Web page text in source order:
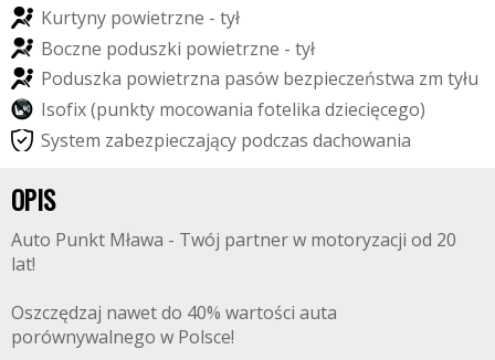
Kurtyny powietrzne - tył
Boczne poduszki powietrzne - tył
Poduszka powietrzna pasów bezpieczeństwa zm tyłu
Isofix(punkty mocowania fotelika dziecięcego)
System zabezpieczający podczas dachowania
OPIS
Auto Punkt Mława - Twój partner w motoryzacji od 20
lat!
Oszczędzaj nawet do 40% wartości auta
porównywalnego w Polsce!